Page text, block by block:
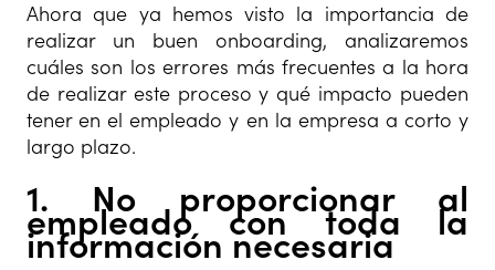
Ahora que ya hemos visto la importancia de
realizar un buen onboarding, analizaremos
cuáles son los errores más frecuentes a la hora
de realizar este proceso y qué impacto pueden
tener en el empleado y en la empresa a corto y
largo plazo.
1. No proporcionar al
empleado con toda la
información necesaria